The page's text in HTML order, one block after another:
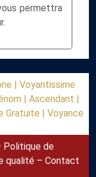
permettra
| Voyantissime
| Ascendant |
Gratuite | Voyance
Politique de
qualité – Contact